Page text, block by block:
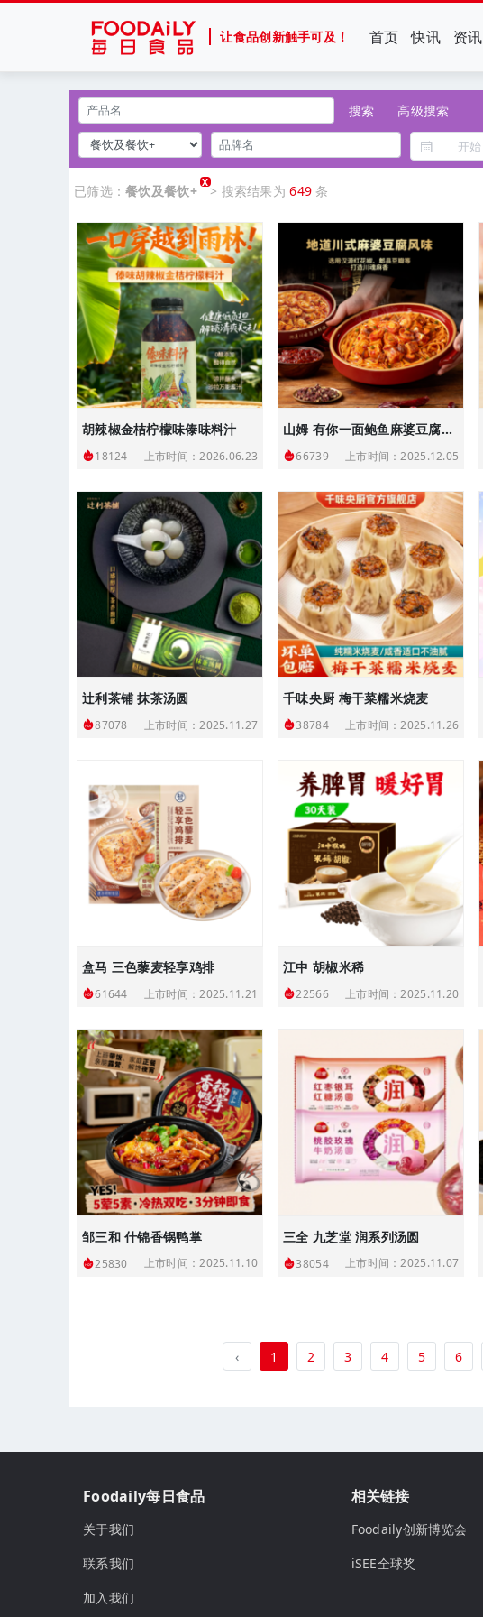
让食品创新触手可及！ 首页 快讯 资讯
搜索 高级搜索
已筛选：餐饮及餐饮+
X
> 搜索结果为649 条
胡辣椒金桔柠檬味傣味料汁
18124 上市时间：2026.06.23
山姆 有你一面鲍鱼麻婆豆腐拌面
66739 上市时间：2025.12.05
辻利茶铺 抹茶汤圆
87078 上市时间：2025.11.27
千味央厨 梅干菜糯米烧麦
38784 上市时间：2025.11.26
盒马 三色藜麦轻享鸡排
61644 上市时间：2025.11.21
江中 胡椒米稀
22566 上市时间：2025.11.20
邹三和 什锦香锅鸭掌
25830 上市时间：2025.11.10
三全 九芝堂 润系列汤圆
38054 上市时间：2025.11.07
‹ 1 2 3 4 5 6
Foodaily每日食品
关于我们
联系我们
加入我们
相关链接
Foodaily创新博览会
iSEE全球奖